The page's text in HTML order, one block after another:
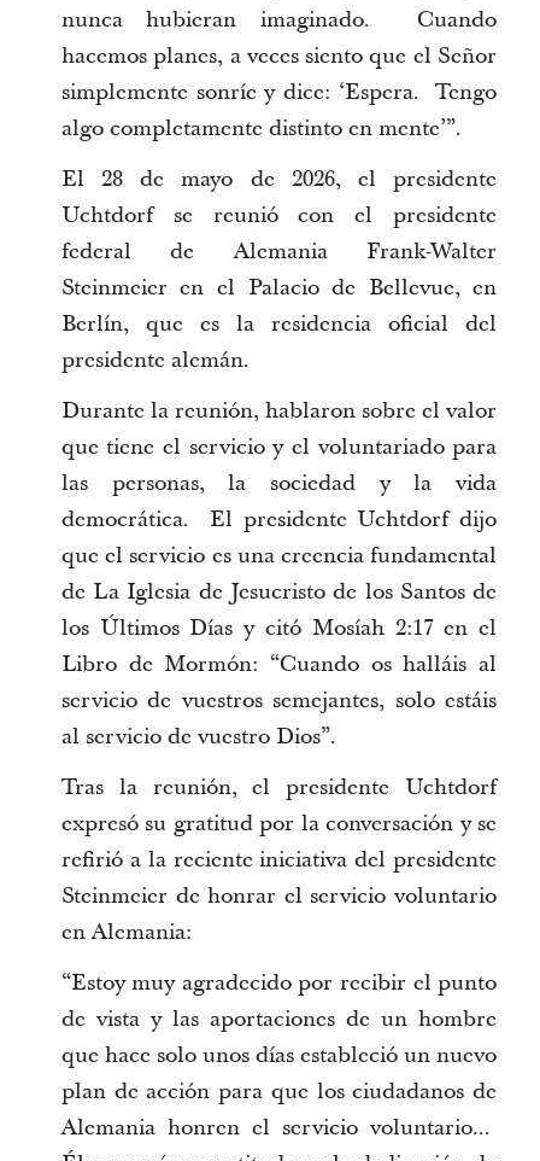
nunca hubieran imaginado. Cuando
hacemos planes, a veces siento que el Señor
simplemente sonríe y dice: ‘Espera. Tengo
algo completamente distinto en mente’”.
El 28 de mayo de 2026, el presidente
Uchtdorf se reunió con el presidente
federal de Alemania Frank-Walter
Steinmeier en el Palacio de Bellevue, en
Berlín, que es la residencia oficial del
presidente alemán.
Durante la reunión, hablaron sobre el valor
que tiene el servicio y el voluntariado para
las personas, la sociedad y la vida
democrática. El presidente Uchtdorf dijo
que el servicio es una creencia fundamental
de La Iglesia de Jesucristo de los Santos de
los Últimos Días y citó Mosíah 2:17 en el
Libro de Mormón: “Cuando os halláis al
servicio de vuestros semejantes, solo estáis
al servicio de vuestro Dios”.
Tras la reunión, el presidente Uchtdorf
expresó su gratitud por la conversación y se
refirió a la reciente iniciativa del presidente
Steinmeier de honrar el servicio voluntario
en Alemania:
“Estoy muy agradecido por recibir el punto
de vista y las aportaciones de un hombre
que hace solo unos días estableció un nuevo
plan de acción para que los ciudadanos de
Alemania honren el servicio voluntario...